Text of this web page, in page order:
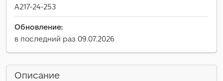
A217-24-253
Обновление:
в последний раз 09.07.2026
Описание